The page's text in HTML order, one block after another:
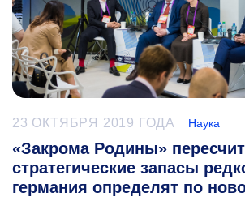
23 ОКТЯБРЯ 2019 ГОДА Наука
«Закрома Родины»
стратегические запасы
германия определят по